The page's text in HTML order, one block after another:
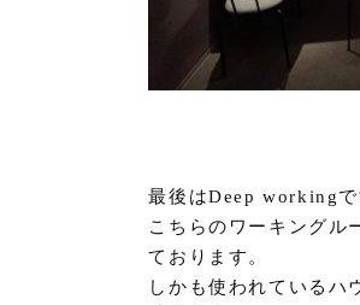
最後はDeep workingで
こちらのワーキングル
ております。
しかも使われているハ